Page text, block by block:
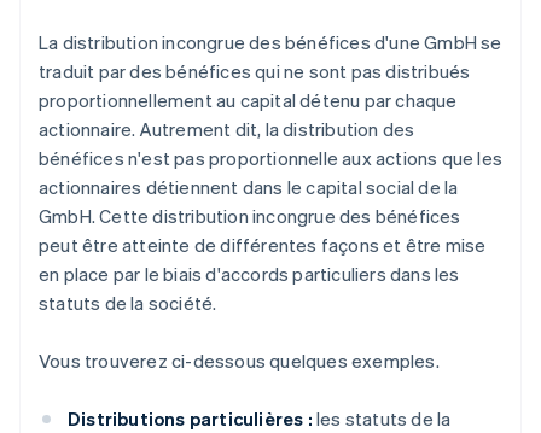
La distribution incongrue des bénéfices d'une GmbH se
traduit par des bénéfices qui ne sont pas distribués
proportionnellement au capital détenu par chaque
actionnaire. Autrement dit, la distribution des
bénéfices n'est pas proportionnelle aux actions que les
actionnaires détiennent dans le capital social de la
GmbH. Cette distribution incongrue des bénéfices
peut être atteinte de différentes façons et être mise
en place par le biais d'accords particuliers dans les
statuts de la société.
Vous trouverez ci-dessous quelques exemples.
Distributions particulières : les statuts de la